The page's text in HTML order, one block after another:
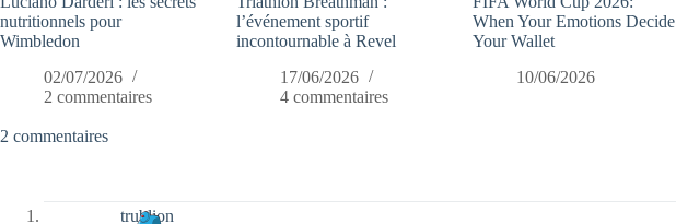
nutritionnels pour
Wimbledon
02/07/2026
2 commentaires
l’événement sportif
incontournable à Revel
17/06/2026
4 commentaires
When Your Emotions Decide
Your Wallet
10/06/2026
2 commentaires
trublion